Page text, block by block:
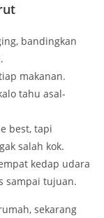
bandingkan
makanan.
tahu asal-
best, tapi
salah kok.
kedap udara
sampai tujuan.
sekarang